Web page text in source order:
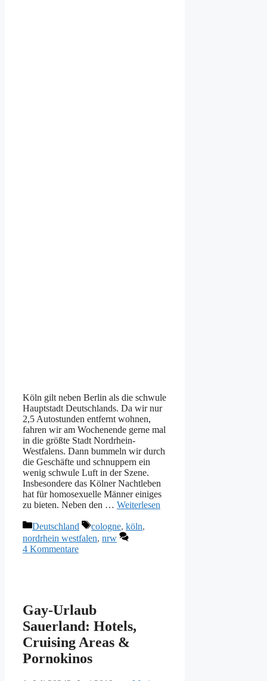
Köln gilt neben Berlin als die schwule
Hauptstadt Deutschlands. Da wir nur
2,5 Autostunden entfernt wohnen,
fahren wir am Wochenende gerne mal
in die größte Stadt Nordrhein-
Westfalens. Dann bummeln wir durch
die Geschäfte und schnuppern ein
wenig schwule Luft in der Szene.
Insbesondere das Kölner Nachtleben
hat für homosexuelle Männer einiges
zu bieten. Neben den … Weiterlesen
Kategorien
Deutschland Schlagwörter
cologne, köln,
nordrhein westfalen, nrw
4 Kommentare
Gay-Urlaub
Sauerland: Hotels,
Cruising Areas &
Pornokinos